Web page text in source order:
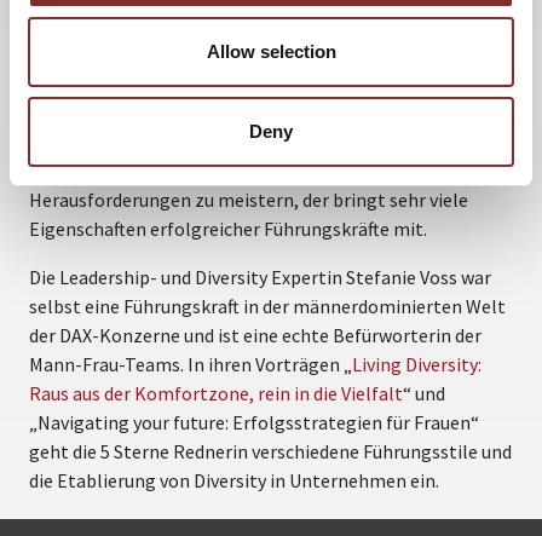
Allow selection
Deny
arbeiten, die Aufmerksamkeit zu teilen, umsichtiges
Handeln, Entscheidungen gemeinsam abwägen und
verschiedene Perspektiven berücksichtigen machen die
funktioniert, wenn die beiden Teile des Tandems gut
zusammen funktionieren. Wem es gelingt, diese vielen
Herausforderungen zu meistern, der bringt sehr viele
Eigenschaften erfolgreicher Führungskräfte mit.
Die Leadership- und Diversity Expertin Stefanie Voss war
selbst eine Führungskraft in der männerdominierten Welt
der DAX-Konzerne und ist eine echte Befürworterin der
Mann-Frau-Teams. In ihren Vorträgen „ Living Diversity:
Raus aus der Komfortzone, rein in die Vielfalt“ und
„Navigating your future: Erfolgsstrategien für Frauen“
geht die 5 Sterne Rednerin verschiedene Führungsstile und
die Etablierung von Diversity in Unternehmen ein.